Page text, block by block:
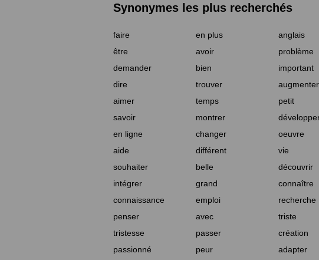
Synonymes les plus recherchés
faire en plus anglais
être
avoir problème
demander
bien important
dire
trouver augmenter
aimer
temps petit
savoir
montrer
en ligne
changer oeuvre
aide
différent vie
souhaiter
belle découvrir
intégrer
grand connaître
connaissance
emploi recherche
penser
avec triste
tristesse
passer création
passionné
peur adapter